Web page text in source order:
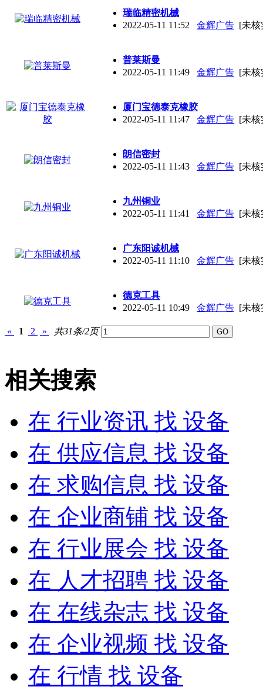
瑞临精密机械
2022-05-11 11:52
金辉广告 [未核
普莱斯曼
2022-05-11 11:49
金辉广告 [未核
厦门宝德泰克橡胶
2022-05-11 11:47
金辉广告 [未核
朗信密封
2022-05-11 11:43
金辉广告 [未核
九州铜业
2022-05-11 11:41
金辉广告 [未核
广东阳诚机械
2022-05-11 11:10
金辉广告 [未核
德克工具
2022-05-11 10:49
金辉广告 [未核
« 1 2 » 共31条/2页
相关搜索
在 行业资讯 找 设备
在 供应信息 找 设备
在 求购信息 找 设备
在 企业商铺 找 设备
在 行业展会 找 设备
在 人才招聘 找 设备
在 在线杂志 找 设备
在 企业视频 找 设备
在 行情 找 设备